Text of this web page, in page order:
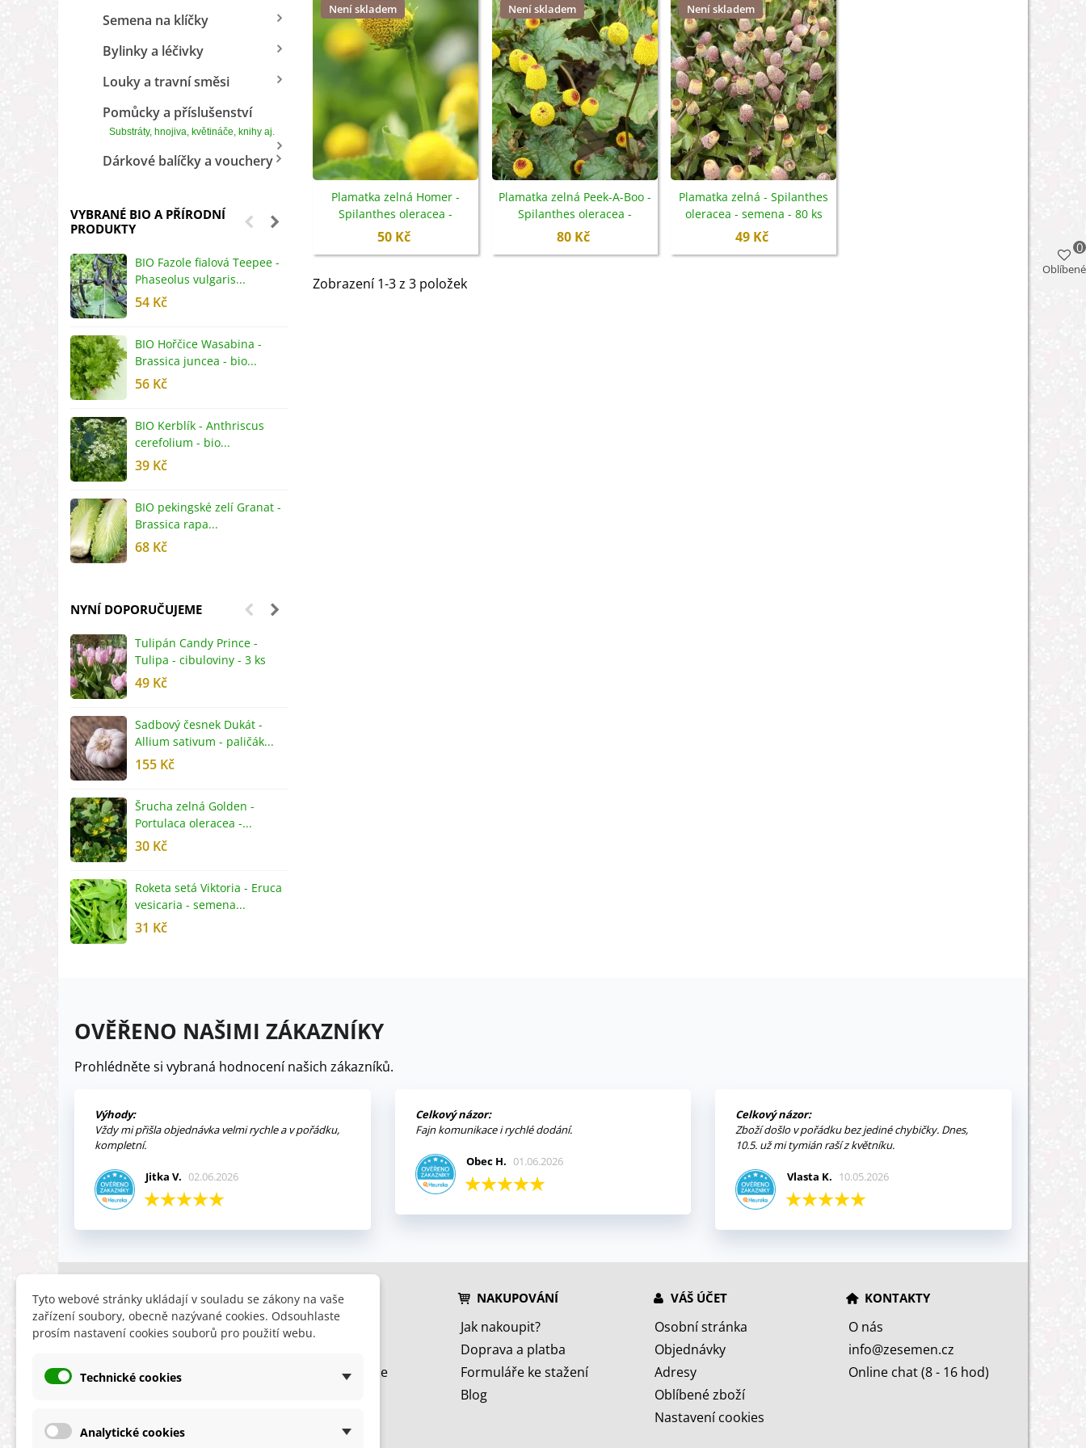
Semena na klíčky
Bylinky a léčivky
Louky a travní směsi
Pomůcky a příslušenství
Substráty, hnojiva, květináče, knihy aj.
Dárkové balíčky a vouchery
VYBRANÉ BIO A PŘÍRODNÍ
PRODUKTY
BIO Fazole fialová Teepee -
Phaseolus vulgaris...
54 Kč
BIO Hořčice Wasabina -
Brassica juncea - bio...
56 Kč
BIO Kerblík - Anthriscus
cerefolium - bio...
39 Kč
BIO pekingské zelí Granat -
Brassica rapa...
68 Kč
BIO Ředkev bílá Laurin -
Raphanus sativus - bio...
NYNÍ DOPORUČUJEME
Tulipán Candy Prince -
Tulipa - cibuloviny - 3 ks
49 Kč
Sadbový česnek Dukát -
Allium sativum - paličák...
155 Kč
Šrucha zelná Golden -
Portulaca oleracea -...
30 Kč
Roketa setá Viktoria - Eruca
vesicaria - semena...
31 Kč
Není skladem
Plamatka zelná Homer -
Spilanthes oleracea -
semena - 15 ks
50 Kč
Není skladem
Plamatka zelná Peek-A-Boo -
Spilanthes oleracea -
semena - 10 ks
80 Kč
Není skladem
Plamatka zelná - Spilanthes
oleracea - semena - 80 ks
49 Kč
Zobrazení 1-3 z 3 položek
OVĚŘENO NAŠIMI ZÁKAZNÍKY
Prohlédněte si vybraná hodnocení našich zákazníků.
Výhody:
Vždy mi přišla objednávka velmi rychle a v pořádku,
kompletní.
Jitka V. 02.06.2026
Celkový názor:
Fajn komunikace i rychlé dodání.
Obec H. 01.06.2026
Celkový názor:
Zboží došlo v pořádku bez jediné chybičky. Dnes,
10.5. už mi tymián raší z květníku.
Vlasta K. 10.05.2026
INFORMACE
Obchodní podmínky
Ochrana osobních údajů
HLEDÁTE
Slevy
Nyní doporučujeme
NAKUPOVÁNÍ
Jak nakoupit?
Doprava a platba
Formuláře ke stažení
Blog
VÁŠ ÚČET
Osobní stránka
Objednávky
Adresy
Oblíbené zboží
Nastavení cookies
KONTAKTY
O nás
info@zesemen.cz
Online chat (8 - 16 hod)
Oblíbené
0
Tyto webové stránky ukládají v souladu se zákony na vaše
zařízení soubory, obecně nazývané cookies. Odsouhlaste
prosím nastavení cookies souborů pro použití webu.
Technické cookies
Analytické cookies